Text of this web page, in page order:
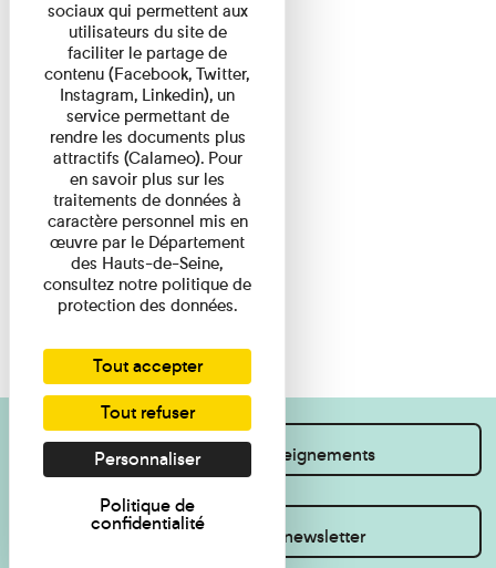
Je souhaite des renseignements
Inscrivez-vous à la newsletter
sociaux qui permettent aux
utilisateurs du site de
faciliter le partage de
contenu (Facebook, Twitter,
Instagram, Linkedin), un
service permettant de
rendre les documents plus
attractifs (Calameo). Pour
en savoir plus sur les
traitements de données à
caractère personnel mis en
œuvre par le Département
des Hauts-de-Seine,
consultez notre politique de
protection des données.
Tout accepter
Tout refuser
Personnaliser
Politique de
confidentialité